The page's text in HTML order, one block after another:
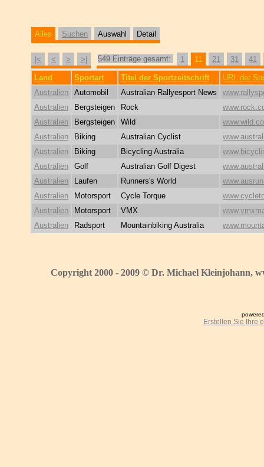
Alles Suchen Auswahl Detail
|< < > >| 549 Einträge gesamt: 1 11 21 31 41
Land Sportart Titel der Sportzeitschrift
URL der
Australien
Automobil Australian Rallyesport News
Australien
Bergsteigen Rock
Australien
Bergsteigen Wild
Australien
Biking Australian Cyclist
Australien
Biking Bicycling Australia
Australien
Golf Australian Golf Digest
Australien
Laufen Runners's World
Australien
Motorsport Cycle Torque
Australien
Motorsport VMX
Australien
Radsport Mountainbiking Australia
Copyright 2000 - 2009 © Dr. Michael Kleinjohann,
Erstellen Sie Ihre